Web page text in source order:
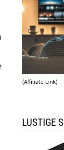
(Affiliate-Link)
LUSTIGE